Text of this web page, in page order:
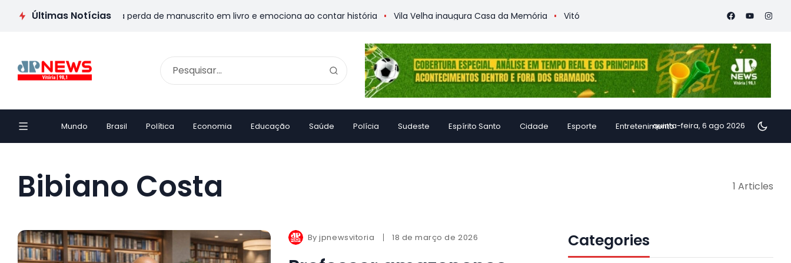
Últimas Notícias
capixaba transforma perda de manuscrito em livro e emociona ao contar história Vila Velha inaugura Casa da Memória Vitória Coffee Summit 2026 confirma especialistas
Mundo Brasil Política Economia Educação Saúde Polícia Sudeste Espírito Santo Cidade Esporte Entretenimentoquinta-feira, 6 ago 2026
Bibiano Costa 1 Articles
Byjpnewsvitoria 18 de março de 2026 Categories